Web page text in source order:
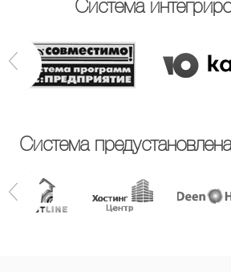
Система
Система